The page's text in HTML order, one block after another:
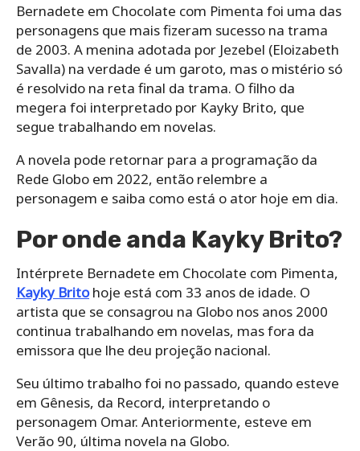
Bernadete em Chocolate com Pimenta foi uma das
personagens que mais fizeram sucesso na trama
de 2003. A menina adotada por Jezebel (Eloizabeth
Savalla) na verdade é um garoto, mas o mistério só
é resolvido na reta final da trama. O filho da
megera foi interpretado por Kayky Brito, que
segue trabalhando em novelas.
A novela pode retornar para a programação da
Rede Globo em 2022, então relembre a
personagem e saiba como está o ator hoje em dia.
Por onde anda Kayky Brito?
Intérprete Bernadete em Chocolate com Pimenta,
Kayky Britohoje está com 33 anos de idade. O
artista que se consagrou na Globo nos anos 2000
continua trabalhando em novelas, mas fora da
emissora que lhe deu projeção nacional.
Seu último trabalho foi no passado, quando esteve
em Gênesis, da Record, interpretando o
personagem Omar. Anteriormente, esteve em
Verão 90, última novela na Globo.